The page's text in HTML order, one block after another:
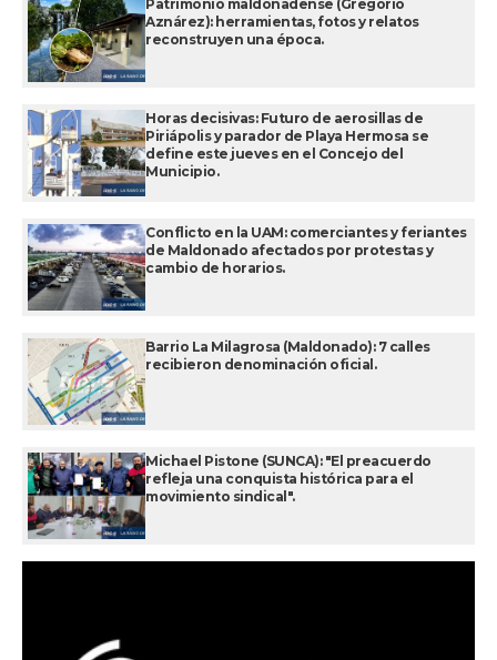
Patrimonio maldonadense (Gregorio
Aznárez): herramientas, fotos y relatos
reconstruyen una época.
Horas decisivas: Futuro de aerosillas de
Piriápolis y parador de Playa Hermosa se
define este jueves en el Concejo del
Municipio.
Conflicto en la UAM: comerciantes y feriantes
de Maldonado afectados por protestas y
cambio de horarios.
Barrio La Milagrosa (Maldonado): 7 calles
recibieron denominación oficial.
Michael Pistone (SUNCA): "El preacuerdo
refleja una conquista histórica para el
movimiento sindical".